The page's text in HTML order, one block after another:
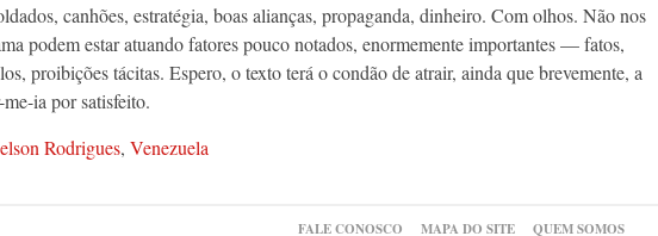
canhões, estratégia, boas alianças, propaganda, dinheiro. Com olhos. Não nos
podem estar atuando fatores pouco notados, enormemente importantes ­— fatos,
proibições tácitas. Espero, o texto terá o condão de atrair, ainda que brevemente, a
ia por satisfeito.
Rodrigues, Venezuela
FALE CONOSCO MAPA DO SITE QUEM SOMOS